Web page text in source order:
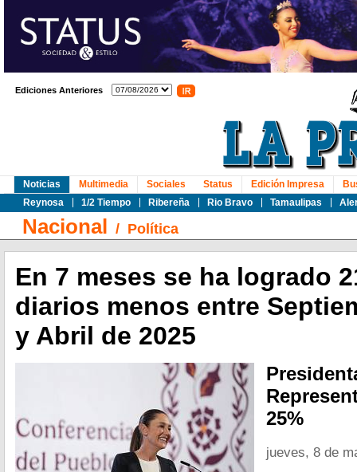
Ediciones Anteriores
Noticias
Reynosa
1/2 Tiempo Ribereña Rio Bravo Tamaulipas
Multimedia Sociales Status Edición Impresa
Nacional / Política
En 7 meses se ha logrado
diarios menos entre
y Abril de 2025
25%
jueves, 8 de